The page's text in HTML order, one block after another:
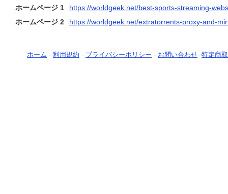
ホームページ 1
https://worldgeek.net/best-sports-streaming-
ホームページ 2
https://worldgeek.net/extratorrents-proxy-and-
ホーム - 利用規約 - プライバシーポリシー - お問い合わせ- 特定商